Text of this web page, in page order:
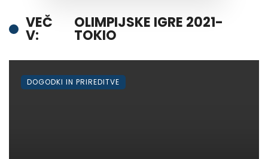
VEČ
V:
OLIMPIJSKE IGRE 2021-
TOKIO
DOGODKI IN PRIREDITVE